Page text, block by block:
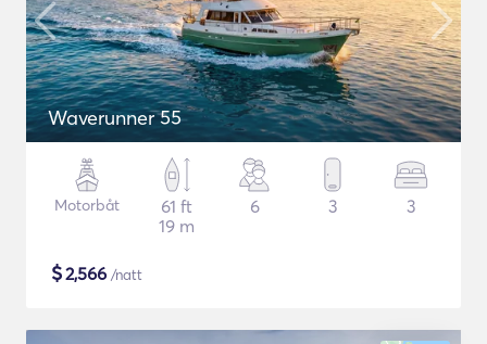
Waverunner 55
Motorbåt
61 ft
19 m
6 3 3
$2,566 /natt